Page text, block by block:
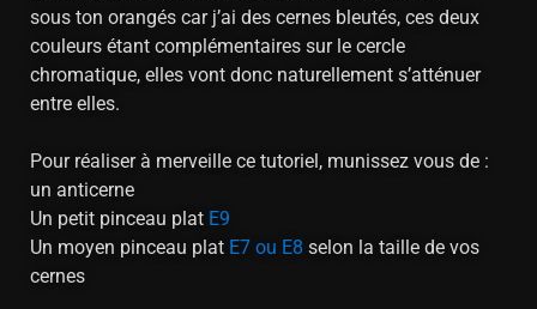
sous ton orangés car j’ai des cernes bleutés, ces deux
couleurs étant complémentaires sur le cercle
chromatique, elles vont donc naturellement s’atténuer
entre elles.
Pour réaliser à merveille ce tutoriel, munissez vous de :
un anticerne
Un petit pinceau plat E9
Un moyen pinceau plat E7 ou E8 selon la taille de vos
cernes